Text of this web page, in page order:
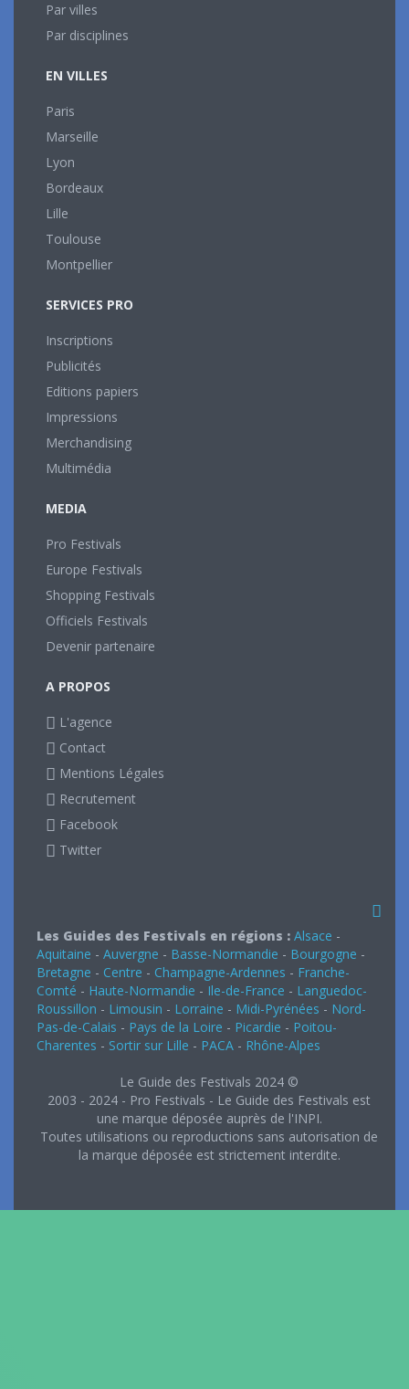
Par villes
Par disciplines
EN VILLES
Paris
Marseille
Lyon
Bordeaux
Lille
Toulouse
Montpellier
SERVICES PRO
Inscriptions
Publicités
Editions papiers
Impressions
Merchandising
Multimédia
MEDIA
Pro Festivals
Europe Festivals
Shopping Festivals
Officiels Festivals
Devenir partenaire
A PROPOS
L'agence
Contact
Mentions Légales
Recrutement
Facebook
Twitter
Les Guides des Festivals en régions : Alsace -
Aquitaine - Auvergne - Basse-Normandie - Bourgogne -
Bretagne - Centre - Champagne-Ardennes - Franche-
Comté - Haute-Normandie - Ile-de-France - Languedoc-
Roussillon - Limousin - Lorraine - Midi-Pyrénées - Nord-
Pas-de-Calais - Pays de la Loire - Picardie - Poitou-
Charentes - Sortir sur Lille - PACA - Rhône-Alpes
Le Guide des Festivals 2024 ©
2003 - 2024 - Pro Festivals - Le Guide des Festivals est
une marque déposée auprès de l'INPI.
Toutes utilisations ou reproductions sans autorisation de
la marque déposée est strictement interdite.